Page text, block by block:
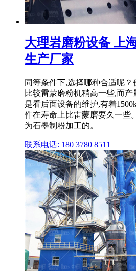
大理岩磨粉设备 上
生产厂家
同等条件下,选择哪种合适呢
比较雷蒙磨粉机稍高一些,而
是看后面设备的维护,有着
件在寿命上比雷蒙磨要久一些
为石墨制粉加工的。
联系电话: 180 3780 8511